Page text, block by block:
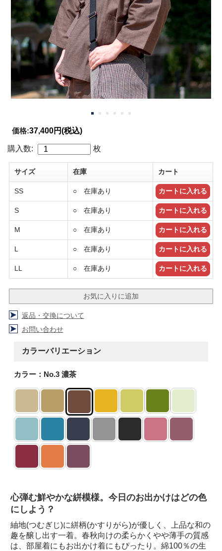
価格:37,400円(税込)
購入数: 枚
サイズ 在庫 カート
SS ○ 在庫あり
S ○ 在庫あり
M ○ 在庫あり
L ○ 在庫あり
LL ○ 在庫あり
返品・交換について
お問い合わせ
カラーバリエーション
カラー：No.3 濃茶
心弾む鮮やかな絣模様。今日のお出かけはどの色
にしよう？
紬地(つむぎじ)に絣柄(かすりがら)が優しく、上品な和の
趣を醸し出す一着。春秋向けの柔らかくやや薄手の質感
は、部屋着にもお出かけ着にもぴったり。綿100％の生